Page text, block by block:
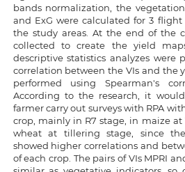
bands normalization, the vegetation
and ExG were calculated for 3
the study areas. At the end of the
collected to create the yield
descriptive statistics analyzes were
correlation between the VIs and the
performed using Spearman's
According to the research, it
farmer carry out surveys with RPA
crop, mainly in R7 stage, in maize
wheat at tillering stage, since
showed higher correlations and
of each crop. The pairs of VIs MPRI